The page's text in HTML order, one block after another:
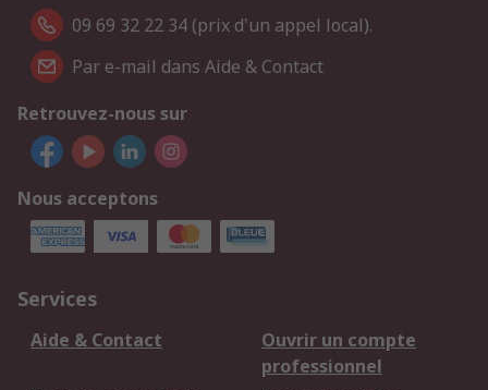
09 69 32 22 34 (prix d'un appel local).
Par e-mail dans Aide & Contact
Retrouvez-nous sur
Nous acceptons
Services
Aide & Contact
Ouvrir un compte
professionnel